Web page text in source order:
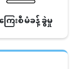
ြေးစီမံခန့်ခွဲမှု